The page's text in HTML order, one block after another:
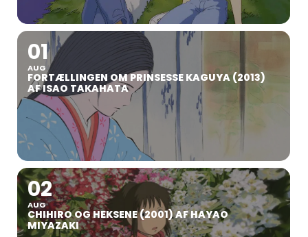
01
AUG
FORTÆLLINGEN OM PRINSESSE KAGUYA (2013)
AF ISAO TAKAHATA
02
AUG
CHIHIRO OG HEKSENE (2001) AF HAYAO
MIYAZAKI